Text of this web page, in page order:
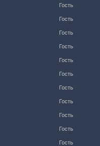
Гость
Гость
Гость
Гость
Гость
Гость
Гость
Гость
Гость
Гость
Гость